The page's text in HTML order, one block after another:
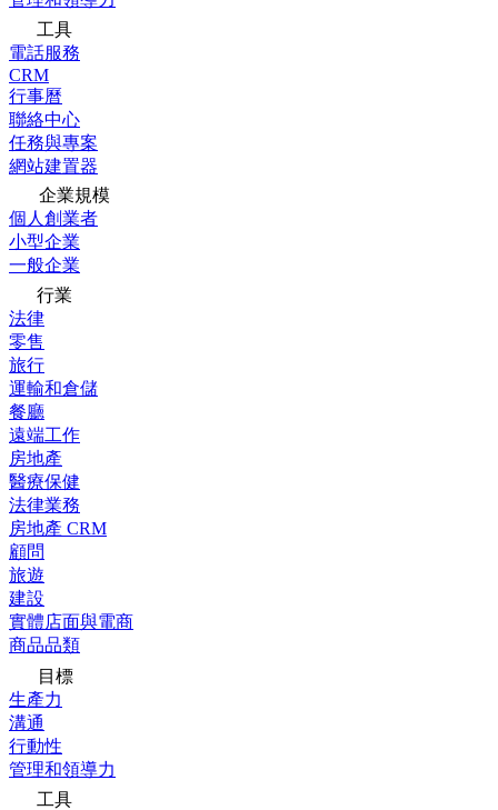
工具
電話服務
CRM
行事曆
聯絡中心
任務與專案
網站建置器
企業規模
個人創業者
小型企業
一般企業
行業
法律
零售
旅行
運輸和倉儲
餐廳
遠端工作
房地產
醫療保健
法律業務
房地產 CRM
顧問
旅遊
建設
實體店面與電商
商品品類
目標
生產力
溝通
行動性
管理和領導力
工具